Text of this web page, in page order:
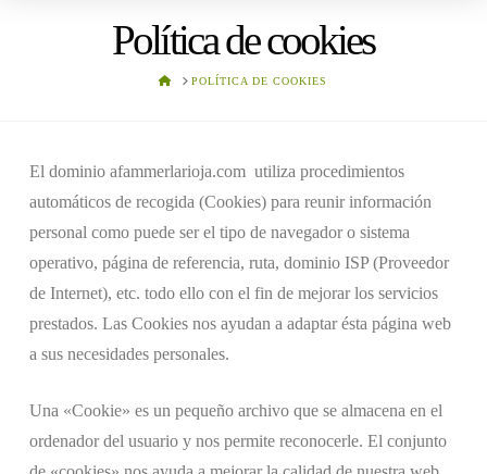
Política de cookies
HOMEPOLÍTICA DE COOKIES
El dominio afammerlarioja.com utiliza procedimientos
automáticos de recogida (Cookies) para reunir información
personal como puede ser el tipo de navegador o sistema
operativo, página de referencia, ruta, dominio ISP (Proveedor
de Internet), etc. todo ello con el fin de mejorar los servicios
prestados. Las Cookies nos ayudan a adaptar ésta página web
a sus necesidades personales.
Una «Cookie» es un pequeño archivo que se almacena en el
ordenador del usuario y nos permite reconocerle. El conjunto